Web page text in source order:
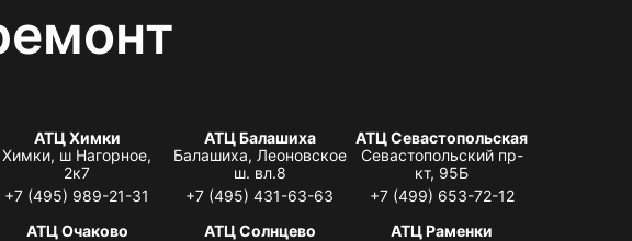
АТЦ Химки
Химки, ш Нагорное,
2к7
+7 (495) 989-21-31
АТЦ Балашиха
Балашиха, Леоновское
ш. вл.8
+7 (495) 431-63-63
АТЦ Севастопольская
Севастопольский пр-
кт, 95Б
+7 (499) 653-72-12
АТЦ Очаково
АТЦ Солнцево
АТЦ Раменки